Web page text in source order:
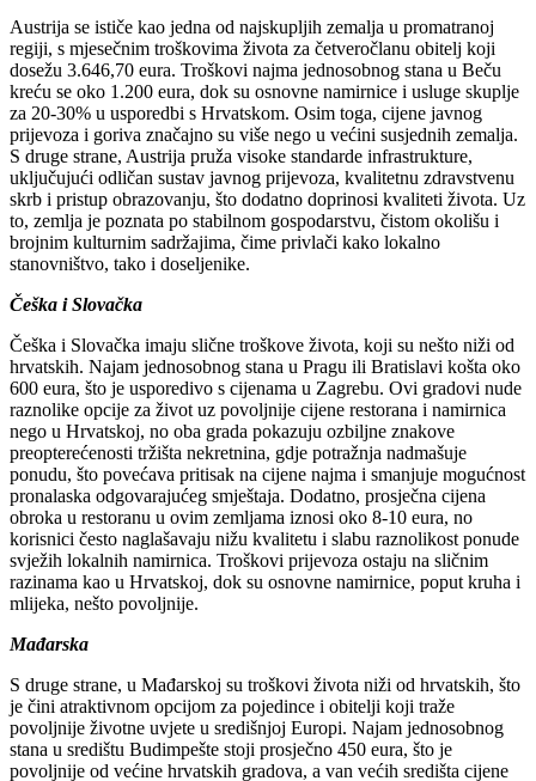
Austrija se ističe kao jedna od najskupljih zemalja u promatranoj
regiji, s mjesečnim troškovima života za četveročlanu obitelj koji
dosežu 3.646,70 eura. Troškovi najma jednosobnog stana u Beču
kreću se oko 1.200 eura, dok su osnovne namirnice i usluge skuplje
za 20-30% u usporedbi s Hrvatskom. Osim toga, cijene javnog
prijevoza i goriva značajno su više nego u većini susjednih zemalja.
S druge strane, Austrija pruža visoke standarde infrastrukture,
uključujući odličan sustav javnog prijevoza, kvalitetnu zdravstvenu
skrb i pristup obrazovanju, što dodatno doprinosi kvaliteti života. Uz
to, zemlja je poznata po stabilnom gospodarstvu, čistom okolišu i
brojnim kulturnim sadržajima, čime privlači kako lokalno
stanovništvo, tako i doseljenike.
Češka i Slovačka
Češka i Slovačka imaju slične troškove života, koji su nešto niži od
hrvatskih. Najam jednosobnog stana u Pragu ili Bratislavi košta oko
600 eura, što je usporedivo s cijenama u Zagrebu. Ovi gradovi nude
raznolike opcije za život uz povoljnije cijene restorana i namirnica
nego u Hrvatskoj, no oba grada pokazuju ozbiljne znakove
preopterećenosti tržišta nekretnina, gdje potražnja nadmašuje
ponudu, što povećava pritisak na cijene najma i smanjuje mogućnost
pronalaska odgovarajućeg smještaja. Dodatno, prosječna cijena
obroka u restoranu u ovim zemljama iznosi oko 8-10 eura, no
korisnici često naglašavaju nižu kvalitetu i slabu raznolikost ponude
svježih lokalnih namirnica. Troškovi prijevoza ostaju na sličnim
razinama kao u Hrvatskoj, dok su osnovne namirnice, poput kruha i
mlijeka, nešto povoljnije.
Mađarska
S druge strane, u Mađarskoj su troškovi života niži od hrvatskih, što
je čini atraktivnom opcijom za pojedince i obitelji koji traže
povoljnije životne uvjete u središnjoj Europi. Najam jednosobnog
stana u središtu Budimpešte stoji prosječno 450 eura, što je
povoljnije od većine hrvatskih gradova, a van većih središta cijene